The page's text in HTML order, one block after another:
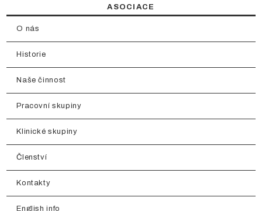
ASOCIACE
O nás
Historie
Naše činnost
Pracovní skupiny
Klinické skupiny
Členství
Kontakty
English info